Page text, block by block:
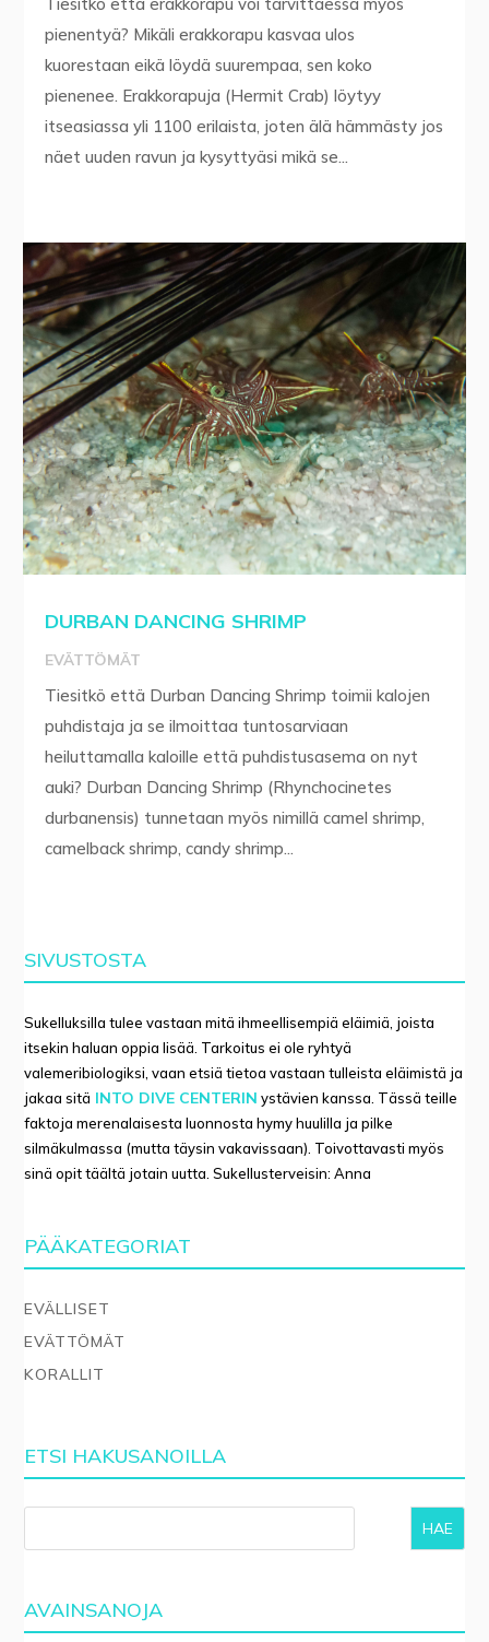
pienentyä? Mikäli erakkorapu kasvaa ulos
kuorestaan eikä löydä suurempaa, sen koko
pienenee. Erakkorapuja (Hermit Crab) löytyy
itseasiassa yli 1100 erilaista, joten älä hämmästy jos
näet uuden ravun ja kysyttyäsi mikä se...
DURBAN DANCING SHRIMP
EVÄTTÖMÄT
Tiesitkö että Durban Dancing Shrimp toimii kalojen
puhdistaja ja se ilmoittaa tuntosarviaan
heiluttamalla kaloille että puhdistusasema on nyt
auki? Durban Dancing Shrimp (Rhynchocinetes
durbanensis) tunnetaan myös nimillä camel shrimp,
camelback shrimp, candy shrimp...
SIVUSTOSTA
Sukelluksilla tulee vastaan mitä ihmeellisempiä eläimiä, joista
itsekin haluan oppia lisää. Tarkoitus ei ole ryhtyä
valemeribiologiksi, vaan etsiä tietoa vastaan tulleista eläimistä ja
jakaa sitä INTO DIVE CENTERIN ystävien kanssa. Tässä teille
faktoja merenalaisesta luonnosta hymy huulilla ja pilke
silmäkulmassa (mutta täysin vakavissaan). Toivottavasti myös
sinä opit täältä jotain uutta. Sukellusterveisin: Anna
PÄÄKATEGORIAT
EVÄLLISET
EVÄTTÖMÄT
KORALLIT
ETSI HAKUSANOILLA
HAE
AVAINSANOJA